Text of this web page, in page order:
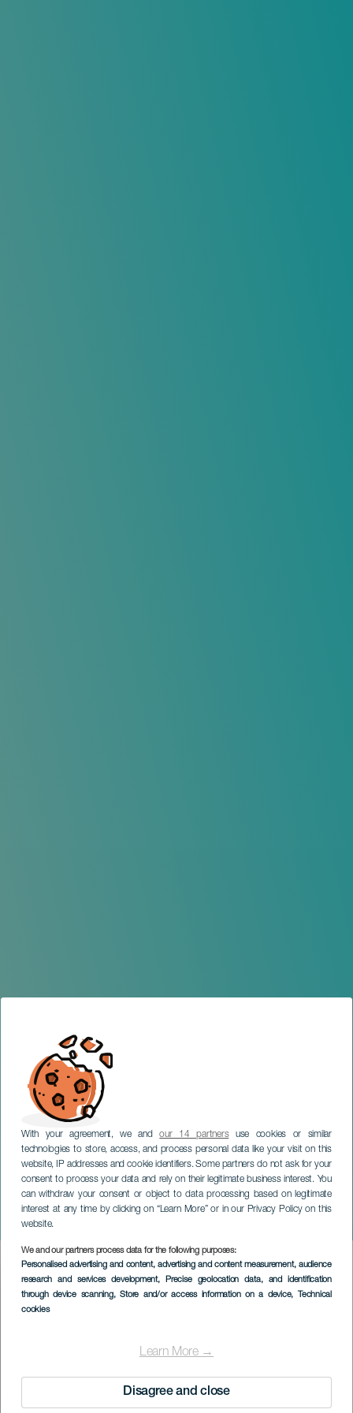
With your agreement, we andour 14 partnersuse cookies or similar
technologies to store, access, and process personal data like your visit on this
website, IP addresses and cookie identifiers. Some partners do not ask for your
consent to process your data and rely on their legitimate business interest. You
can withdraw your consent or object to data processing based on legitimate
interest at any time by clicking on “Learn More” or in our Privacy Policy on this
website.
We and our partners process data for the following purposes:
Personalised advertising and content, advertising and content measurement, audience
research and services development, Precise geolocation data, and identification
through device scanning, Store and/or access information on a device, Technical
cookies
Learn More →
Disagree and close
Aissa & Henry Méndez på
konsert
GRAN CANARIA
Imagen
Listado